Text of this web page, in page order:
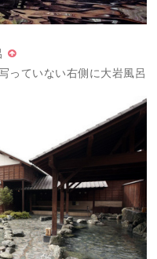
っていない右側に大岩風呂